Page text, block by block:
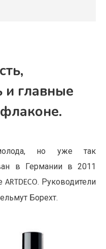
и главные
но уже так
в Германии в 2011
ARTDECO. Руководители
Борехт.